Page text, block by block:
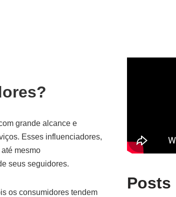
grande alcance e
Esses influenciadores,
mesmo
seus seguidores.
os consumidores tendem
Posts